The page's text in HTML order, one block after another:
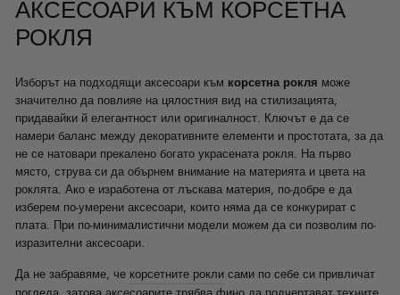
АКСЕСОАРИ КЪМ КОРСЕТНА
РОКЛЯ
Изборът на подходящи аксесоари към корсетна рокля може
значително да повлияе на цялостния вид на стилизацията,
придавайки й елегантност или оригиналност. Ключът е да се
намери баланс между декоративните елементи и простотата, за да
не се натовари прекалено богато украсената рокля. На първо
място, струва си да обърнем внимание на материята и цвета на
роклята. Ако е изработена от лъскава материя, по-добре е да
изберем по-умерени аксесоари, които няма да се конкурират с
плата. При по-минималистични модели можем да си позволим по-
изразителни аксесоари.
Да не забравяме, че корсетните рокли сами по себе си привличат